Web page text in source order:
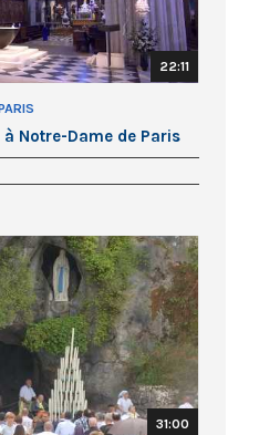
22:11
Notre-Dame de Paris
31:00